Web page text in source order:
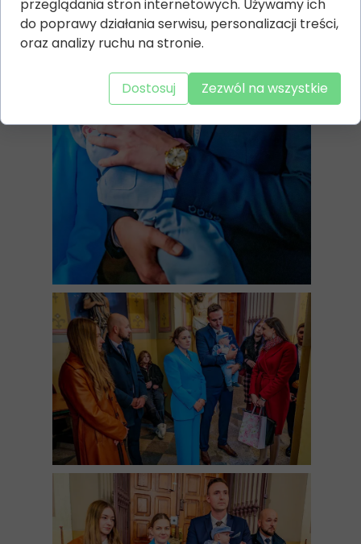
przeglądania stron internetowych. Używamy ich
do poprawy działania serwisu, personalizacji treści,
oraz analizy ruchu na stronie.
Dostosuj Zezwól na wszystkie